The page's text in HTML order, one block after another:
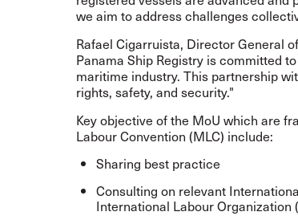
we aim to address challenges
Rafael Cigarruista, Director General
Panama Ship Registry is committed
maritime industry. This partnership
rights, safety, and security."
Key objective of the MoU which are
Labour Convention (MLC) include:
Sharing best practice
Consulting on relevant
International Labour Organization